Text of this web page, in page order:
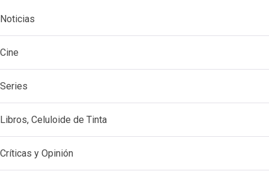
Noticias
Cine
Series
Libros, Celuloide de Tinta
Críticas y Opinión